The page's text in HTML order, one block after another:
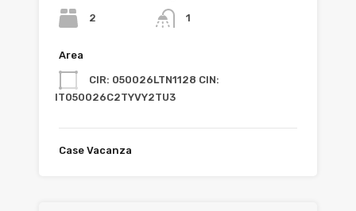
2 1
Area
CIR: 050026LTN1128 CIN:
IT050026C2TYVY2TU3
Case Vacanza